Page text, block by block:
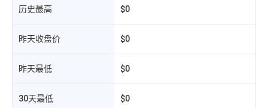
历史最高 $0
昨天收盘价 $0
昨天最低 $0
30天最低 $0